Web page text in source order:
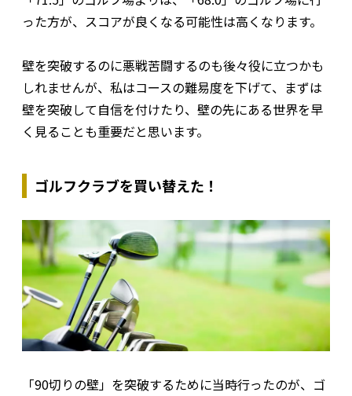
った方が、スコアが良くなる可能性は高くなります。
壁を突破するのに悪戦苦闘するのも後々役に立つかも
しれませんが、私はコースの難易度を下げて、まずは
壁を突破して自信を付けたり、壁の先にある世界を早
く見ることも重要だと思います。
ゴルフクラブを買い替えた！
「90切りの壁」を突破するために当時行ったのが、ゴ